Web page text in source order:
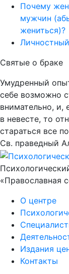
Почему
мужчин
жениться)?
Святые о браке
Умудренный
себе возможно
внимательно, и,
в невесте, то
стараться все
Св. праведный
«Православная
О центре
Издания
Контакты